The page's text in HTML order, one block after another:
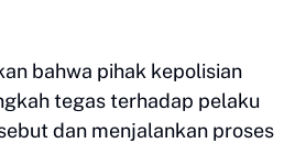
bahwa pihak kepolisian
tegas terhadap pelaku
dan menjalankan proses